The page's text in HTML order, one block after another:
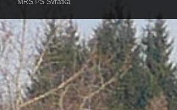
MRS PS Svratka